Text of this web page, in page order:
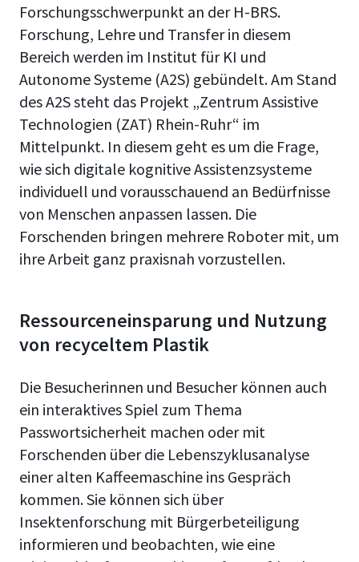
Forschungsschwerpunkt an der H-BRS.
Forschung, Lehre und Transfer in diesem
Bereich werden im Institut für KI und
Autonome Systeme (A2S) gebündelt. Am Stand
des A2S steht das Projekt „Zentrum Assistive
Technologien (ZAT) Rhein-Ruhr“ im
Mittelpunkt. In diesem geht es um die Frage,
wie sich digitale kognitive Assistenzsysteme
individuell und vorausschauend an Bedürfnisse
von Menschen anpassen lassen. Die
Forschenden bringen mehrere Roboter mit, um
ihre Arbeit ganz praxisnah vorzustellen.
Ressourceneinsparung und Nutzung
von recyceltem Plastik
Die Besucherinnen und Besucher können auch
ein interaktives Spiel zum Thema
Passwortsicherheit machen oder mit
Forschenden über die Lebenszyklusanalyse
einer alten Kaffeemaschine ins Gespräch
kommen. Sie können sich über
Insektenforschung mit Bürgerbeteiligung
informieren und beobachten, wie eine